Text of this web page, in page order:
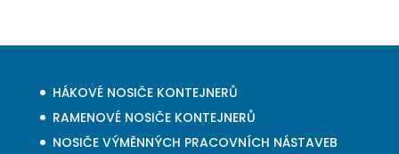
HÁKOVÉ NOSIČE KONTEJNERŮ
RAMENOVÉ NOSIČE KONTEJNERŮ
NOSIČE VÝMĚNNÝCH PRACOVNÍCH NÁSTAVEB